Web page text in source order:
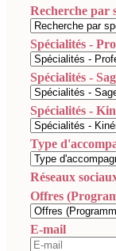
Recherche par
Spécialités -
Spécialités -
Spécialités -
Type
Réseaux
Offres
E-mail